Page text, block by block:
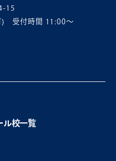
15
) 受付時間 11:00〜
ル校一覧